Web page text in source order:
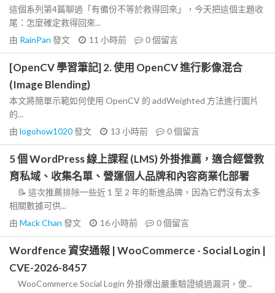
這個系列第4篇聊過「有備份不等於救得回來」，今天把這個主題收
尾：怎麼確定救得回來...
由 RainPan 發文 11 小時前 0個留言
[OpenCV 學習筆記] 2. 使用 OpenCV 進行影像混合
(Image Blending)
本文將簡單示範如何使用 OpenCV 的 addWeighted 方法進行圖片
的...
由 logohow1020發文 13 小時前 0個留言
5 個 WordPress 線上課程 (LMS) 外掛推薦，適合經營教
育私域、收集名單、營運個人品牌和內容商業化部署
📝 這次推薦排除一些近 1 至 2 年的新進品牌，因為它們沒有太多
相關數據可供...
由 Mack Chan 發文 16 小時前 0個留言
Wordfence 資安通報 | WooCommerce - Social Login |
CVE-2026-8457
WooCommerce Social Login 外掛爆出嚴重驗證繞過漏洞，使...